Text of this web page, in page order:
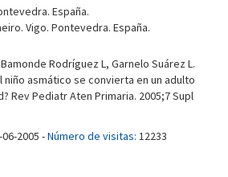
España.
Vigo. Pontevedra. España.
Bamonde Rodríguez L, Garnelo Suárez L.
asmático se convierta en un adulto
Rev Pediatr Aten Primaria. 2005;7 Supl
2005 -Número de visitas: 12233